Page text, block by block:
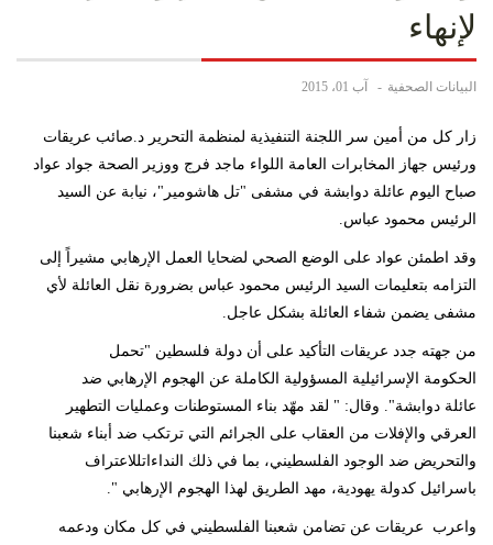
لإنهاء
البيانات الصحفية آب 01، 2015
زار كل من أمين سر اللجنة التنفيذية لمنظمة التحرير د.صائب عريقات
ورئيس جهاز المخابرات العامة اللواء ماجد فرج ووزير الصحة جواد عواد
صباح اليوم عائلة دوابشة في مشفى "تل هاشومير"، نيابة عن السيد
الرئيس محمود عباس.
وقد اطمئن عواد على الوضع الصحي لضحايا العمل الإرهابي مشيراً إلى
التزامه بتعليمات السيد الرئيس محمود عباس بضرورة نقل العائلة لأي
مشفى يضمن شفاء العائلة بشكل عاجل.
من جهته جدد عريقات التأكيد على أن دولة فلسطين "تحمل
الحكومة الإسرائيلية المسؤولية الكاملة عن الهجوم الإرهابي ضد
عائلة دوابشة". وقال: " لقد مهّد بناء المستوطنات وعمليات التطهير
العرقي والإفلات من العقاب على الجرائم التي ترتكب ضد أبناء شعبنا
والتحريض ضد الوجود الفلسطيني، بما في ذلك النداءاتللاعتراف
باسرائيل كدولة يهودية، مهد الطريق لهذا الهجوم الإرهابي ".
واعرب عريقات عن تضامن شعبنا الفلسطيني في كل مكان ودعمه